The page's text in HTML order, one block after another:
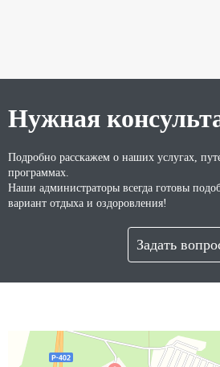
Нужная
Подробно расскажем о наших услугах,
программах.
Наши администраторы всегда готовы
вариант отдыха и оздоровления!
Задать